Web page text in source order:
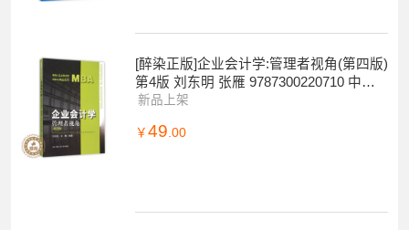
[醉染正版]企业会计学:管理者视角(第四版)
第4版 刘东明 张雁 9787300220710 中国
人民大学出版社
新品上架
￥ 49 .00